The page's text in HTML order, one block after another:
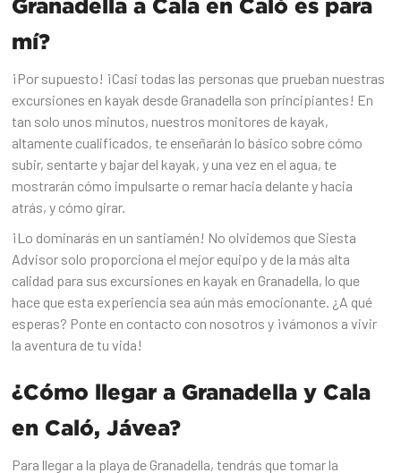
Granadella a Cala en Caló es para
mí?
¡Por supuesto! ¡Casi todas las personas que prueban nuestras
excursiones en kayak desde Granadella son principiantes! En
tan solo unos minutos, nuestros monitores de kayak,
altamente cualificados, te enseñarán lo básico sobre cómo
subir, sentarte y bajar del kayak, y una vez en el agua, te
mostrarán cómo impulsarte o remar hacia delante y hacia
atrás, y cómo girar.
¡Lo dominarás en un santiamén! No olvidemos que Siesta
Advisor solo proporciona el mejor equipo y de la más alta
calidad para sus excursiones en kayak en Granadella, lo que
hace que esta experiencia sea aún más emocionante. ¿A qué
esperas? Ponte en contacto con nosotros y ¡vámonos a vivir
la aventura de tu vida!
¿Cómo llegar a Granadella y Cala
en Caló, Jávea?
Para llegar a la playa de Granadella, tendrás que tomar la